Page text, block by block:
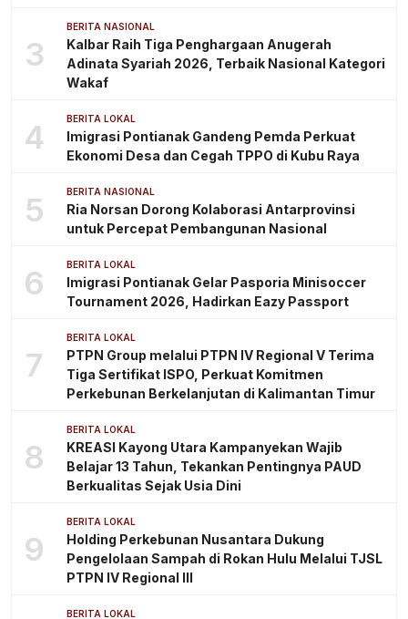
3
BERITA NASIONAL
Kalbar Raih Tiga Penghargaan Anugerah
Adinata Syariah 2026, Terbaik Nasional Kategori
Wakaf
4 BERITA LOKAL
Imigrasi Pontianak Gandeng Pemda Perkuat
Ekonomi Desa dan Cegah TPPO di Kubu Raya
5 BERITA NASIONAL
Ria Norsan Dorong Kolaborasi Antarprovinsi
untuk Percepat Pembangunan Nasional
6 BERITA LOKAL
Imigrasi Pontianak Gelar Pasporia Minisoccer
Tournament 2026, Hadirkan Eazy Passport
7
BERITA LOKAL
PTPN Group melalui PTPN IV Regional V Terima
Tiga Sertifikat ISPO, Perkuat Komitmen
Perkebunan Berkelanjutan di Kalimantan Timur
8
BERITA LOKAL
KREASI Kayong Utara Kampanyekan Wajib
Belajar 13 Tahun, Tekankan Pentingnya PAUD
Berkualitas Sejak Usia Dini
9
BERITA LOKAL
Holding Perkebunan Nusantara Dukung
Pengelolaan Sampah di Rokan Hulu Melalui TJSL
PTPN IV Regional III
BERITA LOKAL